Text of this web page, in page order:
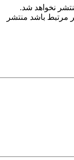
نخواهد شد.
مرتبط باشد منتشر